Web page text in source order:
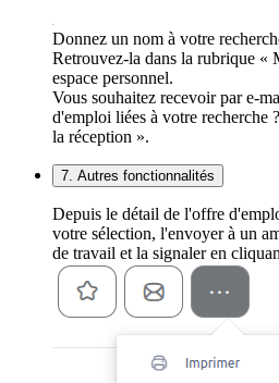
Donnez un nom à votre
Retrouvez-la dans la rubrique «
espace personnel.
Vous souhaitez recevoir par e-
d'emploi liées à votre
la réception ».
7. Autres fonctionnalités
Depuis le détail de l'offre
votre sélection, l'envoyer à un
de travail et la signaler en